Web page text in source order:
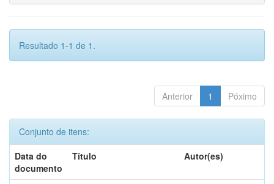
Resultado 1-1 de 1.
Anterior 1 Póximo
Conjunto de itens:
Data do
documento
Título Autor(es)